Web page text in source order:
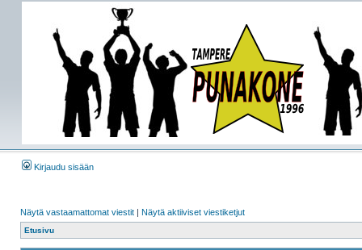
Kirjaudu sisään
Näytä vastaamattomat viestit | Näytä aktiiviset viestiketjut
Etusivu